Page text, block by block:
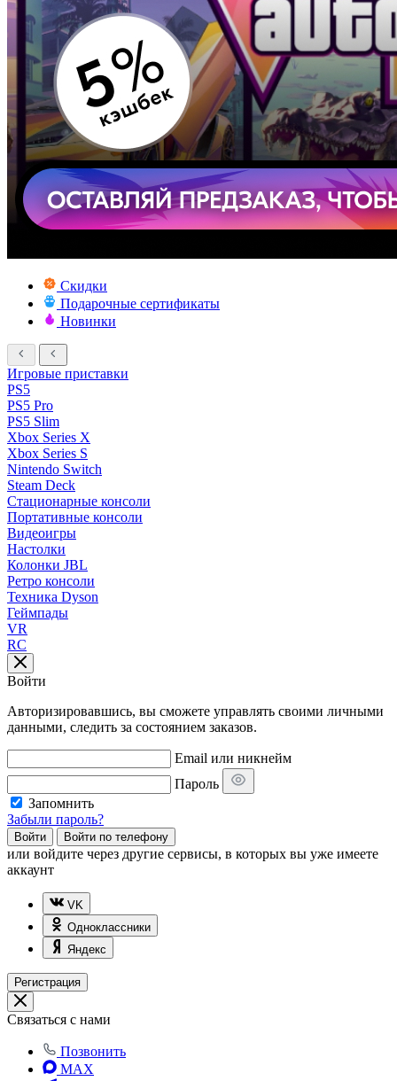
Скидки
Подарочные сертификаты
Новинки
Игровые приставки
PS5
PS5 Pro
PS5 Slim
Xbox Series X
Xbox Series S
Nintendo Switch
Steam Deck
Стационарные консоли
Портативные консоли
Видеоигры
Настолки
Колонки JBL
Ретро консоли
Техника Dyson
Геймпады
VR
RC
Войти
Авторизировавшись, вы сможете управлять своими личными
данными, следить за состоянием заказов.
Email или никнейм
Пароль
Запомнить
Забыли пароль?
Войти Войти по телефону
или войдите через другие сервисы, в которых вы уже имеете
аккаунт
VK
Одноклассники
Яндекс
Регистрация
Связаться с нами
Позвонить
MAX